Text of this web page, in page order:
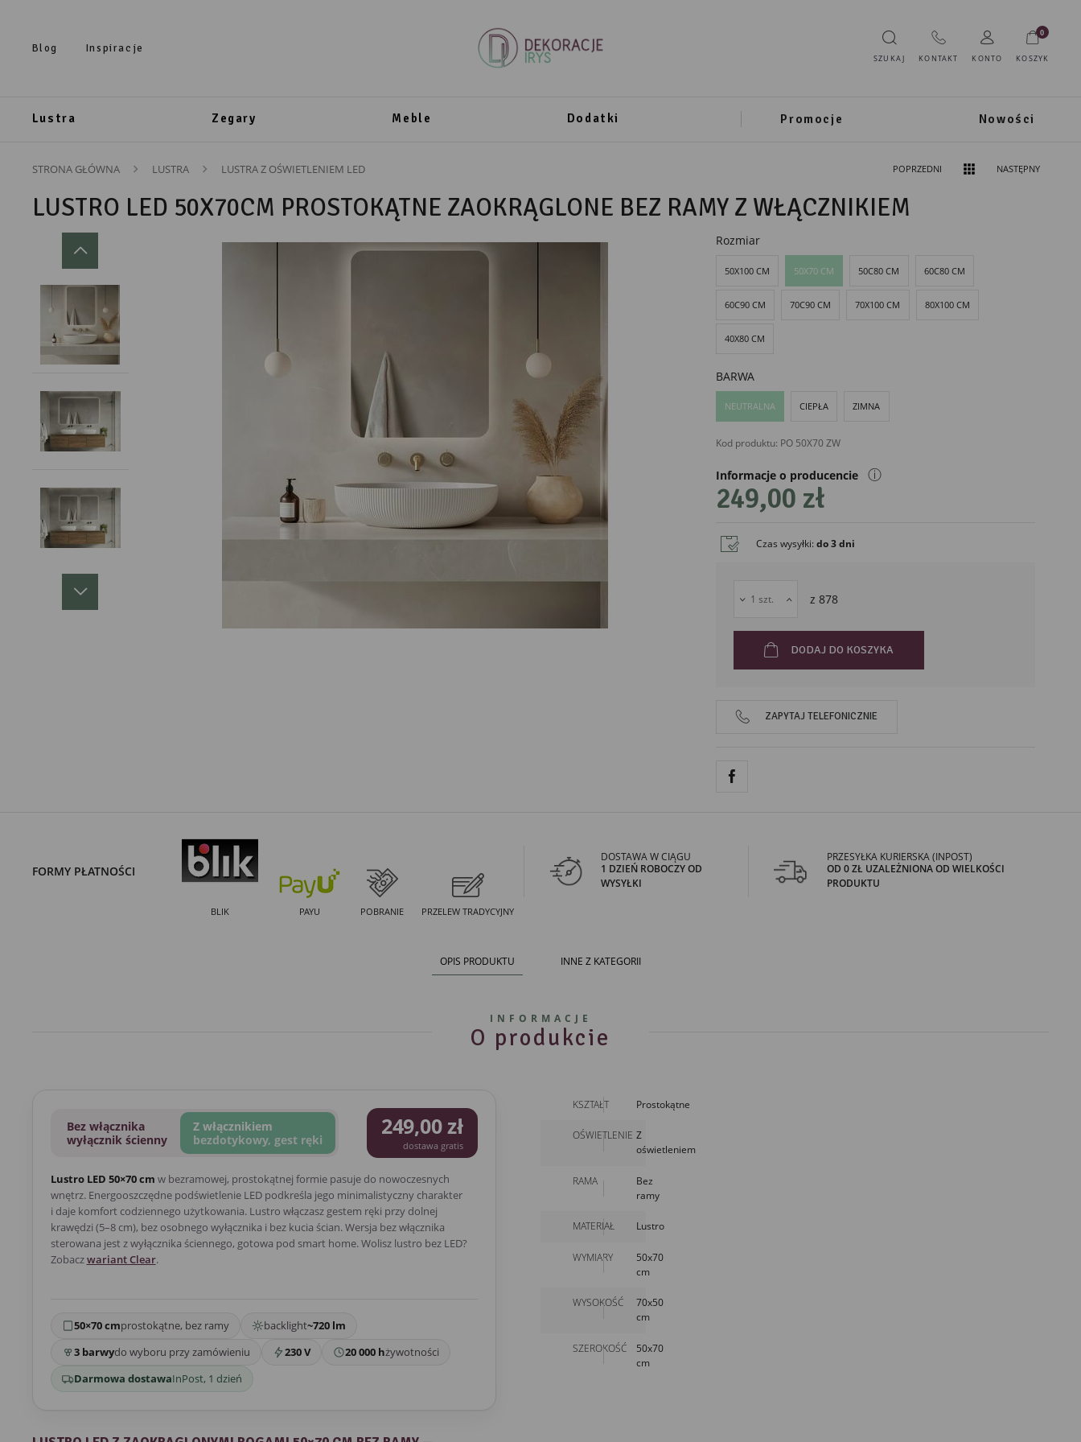
Blog Inspiracje
SZUKAJ KONTAKT KONTO KOSZYK
0
Lustra Zegary Meble Dodatki Promocje Nowości
STRONA GŁÓWNA LUSTRA LUSTRA Z OŚWIETLENIEM LED POPRZEDNI NASTĘPNY
LUSTRO LED 50X70CM PROSTOKĄTNE ZAOKRĄGLONE BEZ RAMY Z WŁĄCZNIKIEM
Rozmiar
50X100 CM 50X70 CM 50C80 CM 60C80 CM
60C90 CM 70C90 CM 70X100 CM 80X100 CM
40X80 CM
BARWA
NEUTRALNA CIEPŁA ZIMNA
Kod produktu: PO 50X70 ZW
Informacje o producencie
PRODUCENT
DekoracjeIrys.pl Paweł Ćwikliński
ⓘ
249,00 zł
Czas wysyłki:do 3 dni
z 878
DODAJ DO KOSZYKA
ZAPYTAJ TELEFONICZNIE
FORMY PŁATNOŚCI
BLIK PAYU POBRANIE PRZELEW TRADYCYJNY
DOSTAWA W CIĄGU
1 DZIEŃ ROBOCZY OD
WYSYŁKI
PRZESYŁKA KURIERSKA (INPOST)
OD 0 ZŁ UZALEŻNIONA OD WIELKOŚCI
PRODUKTU
OPIS PRODUKTU INNE Z KATEGORII
INFORMACJE
O produkcie
Bez włącznika
wyłącznik ścienny
Z włącznikiem
bezdotykowy, gest ręki
249,00 zł
dostawa gratis
Lustro LED 50×70 cm w bezramowej, prostokątnej formie pasuje do nowoczesnych
wnętrz. Energooszczędne podświetlenie LED podkreśla jego minimalistyczny charakter
i daje komfort codziennego użytkowania. Lustro włączasz gestem ręki przy dolnej
krawędzi (5–8 cm), bez osobnego wyłącznika i bez kucia ścian. Wersja bez włącznika
sterowana jest z wyłącznika ściennego, gotowa pod smart home. Wolisz lustro bez LED?
Zobaczwariant Clear.
50×70 cmprostokątne, bez ramy backlight~720 lm
3 barwydo wyboru przy zamówieniu 230 V 20 000 hżywotności
Darmowa dostawaInPost, 1 dzień
KSZTAŁT Prostokątne
OŚWIETLENIE Z
oświetleniem
RAMA
Bez
ramy
MATERIAŁ Lustro
WYMIARY
50x70
cm
WYSOKOŚĆ
70x50
cm
SZEROKOŚĆ
50x70
cm